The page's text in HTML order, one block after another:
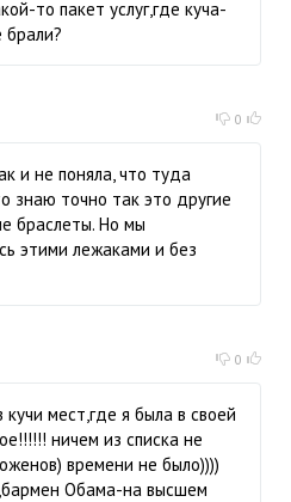
то пакет услуг,где куча-
брали?
0
и не поняла, что туда
знаю точно так это другие
браслеты. Но мы
этими лежаками и без
0
мест,где я была в своей
ничем из списка не
времени не было))))
Обама-на высшем